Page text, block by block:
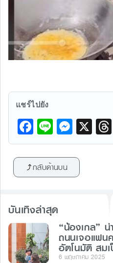
แชร์ไปยัง
F
a
c
e
o
o
k
Li
n
e
M
e
s
s
g
er
X
กลับด้านบน
บันเทิงล่าสุด
“น้องเกล”
ถนนเจอแฟน
อัตโนมัติ สม
6 พฤษภาคม 2025